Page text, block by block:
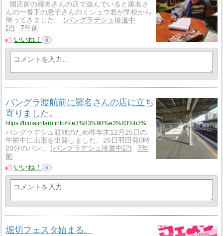
開店前の羅名さんの店で遊んでいると羅名さ
んの一番下の息子さんのミシュウ君が学校から
帰ってきました…
バングラデシュ珍道中
記
7年前
いいね！
0
バングラ渡航前に羅名さんの店に立ち
寄りました。
https://himajintaro.info/%e3%83%90%e3%83%b3%e3%82%b0%e3%83%a9%e6%b8%a1%e8%88%aa%e5%89%8d%e3%81%ab%e7%be%85%e5%90%8d%e3%81%95%e3%82%93%e3%81%ae%e5%ba%97%e3%81%ab%e7%ab%8b%e3%81%a1%e5%af%84%e3%82%8a%e3%81%be%e3%81%97%e3%81%9f/
バングラデシュ渡航のため昨年末12月25日の
午前中に山形を出発しました。26日羽田発0時
20分のバン…
バングラデシュ珍道中記
7年
前
いいね！
0
堀切フェスタ始まる。